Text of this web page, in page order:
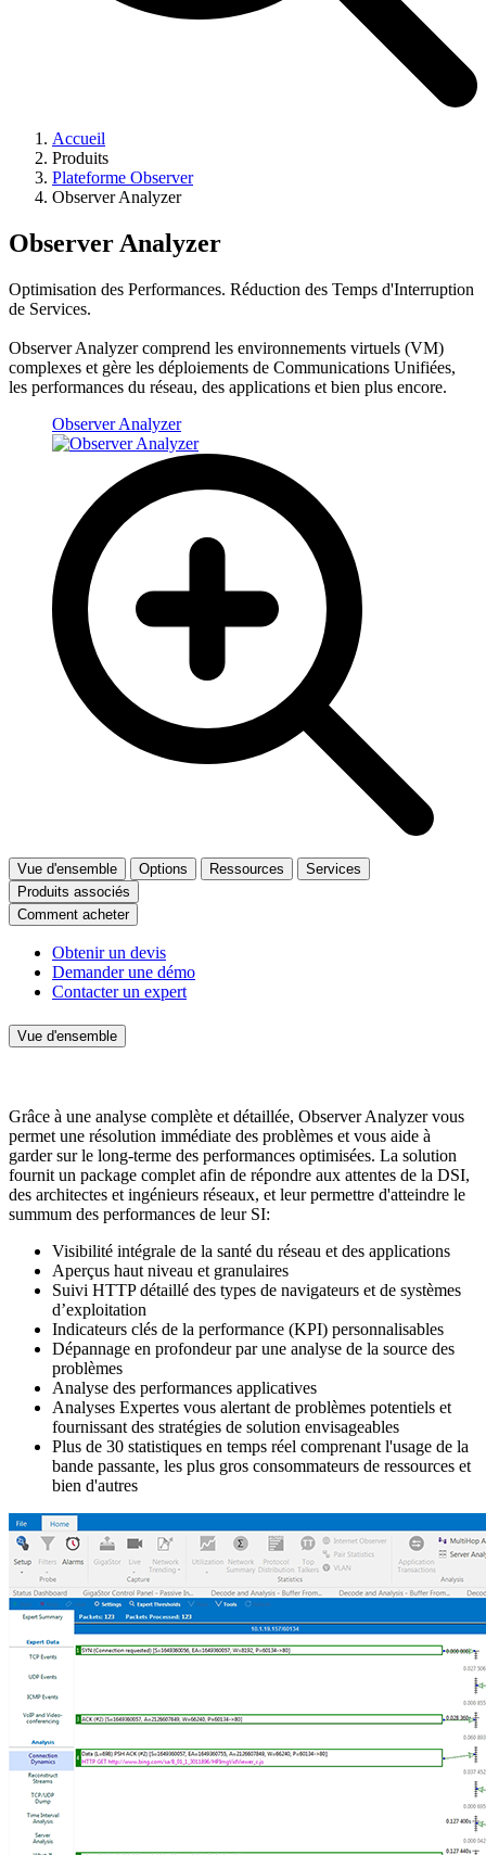
Accueil
Produits
Plateforme Observer
Observer Analyzer
Observer Analyzer
Optimisation des Performances. Réduction des Temps d'Interruption
de Services.
Observer Analyzer comprend les environnements virtuels (VM)
complexes et gère les déploiements de Communications Unifiées,
les performances du réseau, des applications et bien plus encore.
Observer Analyzer
Vue d'ensemble Options Ressources
Services
Produits associés
Comment acheter
Obtenir un devis
Demander une démo
Contacter un expert
Vue d'ensemble
Grâce à une analyse complète et détaillée, Observer Analyzer vous
permet une résolution immédiate des problèmes et vous aide à
garder sur le long-terme des performances optimisées. La solution
fournit un package complet afin de répondre aux attentes de la DSI,
des architectes et ingénieurs réseaux, et leur permettre d'atteindre le
summum des performances de leur SI:
Visibilité intégrale de la santé du réseau et des applications
Aperçus haut niveau et granulaires
Suivi HTTP détaillé des types de navigateurs et de systèmes
d’exploitation
Indicateurs clés de la performance (KPI) personnalisables
Dépannage en profondeur par une analyse de la source des
problèmes
Analyse des performances applicatives
Analyses Expertes vous alertant de problèmes potentiels et
fournissant des stratégies de solution envisageables
Plus de 30 statistiques en temps réel comprenant l'usage de la
bande passante, les plus gros consommateurs de ressources et
bien d'autres